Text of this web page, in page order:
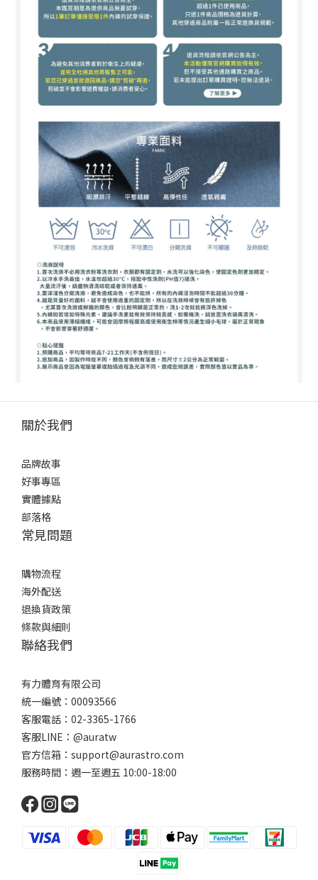
關於我們
品牌故事
好事專區
實體據點
部落格
常見問題
購物流程
海外配送
退換貨政策
條款與細則
聯絡我們
有力體育有限公司
統一編號：00093566
客服電話：02-3365-1766
客服LINE：@auratw
官方信箱：support@aurastro.com
服務時間：週一至週五 10:00-18:00